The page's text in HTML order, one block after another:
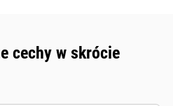
cechy w skrócie